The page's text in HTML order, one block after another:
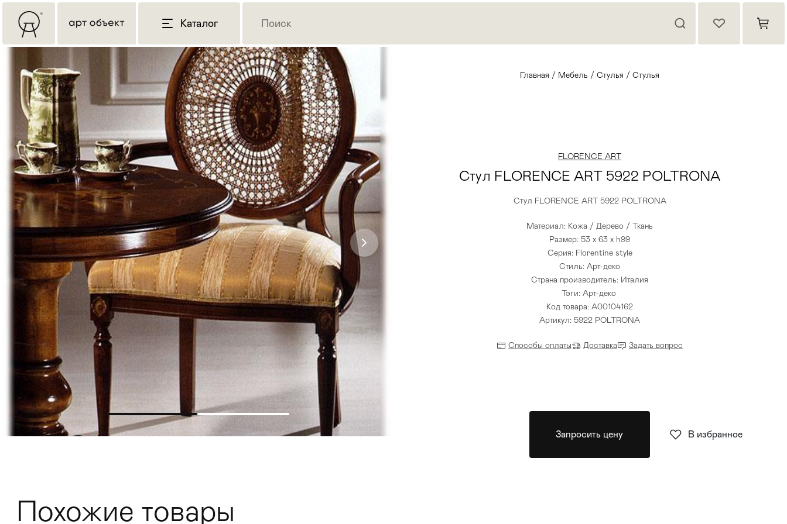
Каталог
Столы > Мебель для ванных комнат
Главная / Мебель / Стулья / Стулья
FLORENCE ART
Стул FLORENCE ART 5922 POLTRONA
Стул FLORENCE ART 5922 POLTRONA
Материал: Кожа / Дерево / Ткань
Размер: 53 x 63 x h99
Серия: Florentine style
Стиль: Арт-деко
Страна производитель: Италия
Тэги: Арт-деко
Код товара: A00104162
Артикул: 5922 POLTRONA
Способы оплаты Доставка Задать вопрос
Запросить цену В избранное
Похожие товары